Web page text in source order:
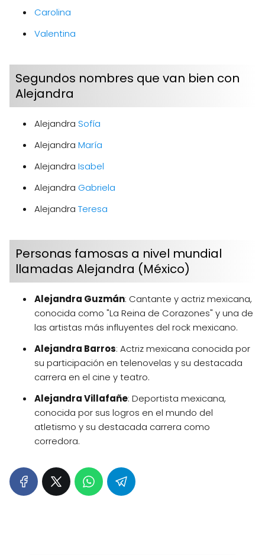
Carolina
Valentina
Segundos nombres que van bien con
Alejandra
Alejandra Sofía
Alejandra María
Alejandra Isabel
Alejandra Gabriela
Alejandra Teresa
Personas famosas a nivel mundial
llamadas Alejandra (México)
Alejandra Guzmán: Cantante y actriz mexicana,
conocida como "La Reina de Corazones" y una de
las artistas más influyentes del rock mexicano.
Alejandra Barros: Actriz mexicana conocida por
su participación en telenovelas y su destacada
carrera en el cine y teatro.
Alejandra Villafañe: Deportista mexicana,
conocida por sus logros en el mundo del
atletismo y su destacada carrera como
corredora.